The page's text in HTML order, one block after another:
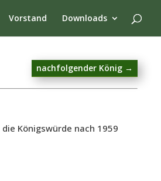
Vorstand Downloads
nachfolgender König→
Königswürde nach 1959